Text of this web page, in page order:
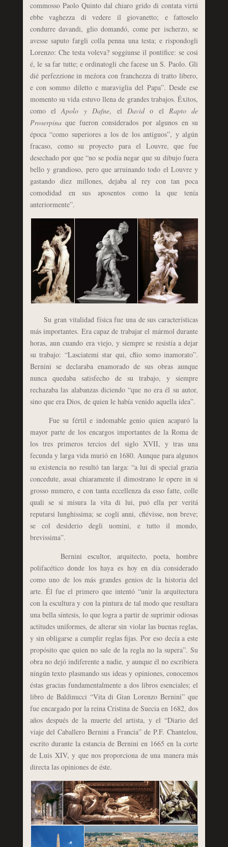
commosso Paolo Quinto dal chiaro grido di contata virtú
ebbe vaghezza di vedere il giovanetto; e fattoselo
condurre davandi, glio domandó, come per ischerzo, se
avesse saputo fargli colla penna una testa; e rispondogli
Lorenzo: Che testa voleva? soggiunse il pontifice: se cosi
é, le sa far tutte; e ordinatogli che facese un S. Paolo. Gli
dié perfezzione in meźora con franchezza di tratto libero,
e con sommo diletto e maraviglia del Papa”. Desde ese
momento su vida estuvo llena de grandes trabajos. Éxitos,
como elApolo y Dafne, el Davido el Rapto de
Proserpinaque fueron considerados por algunos en su
época “como superiores a los de los antiguos”, y algún
fracaso, como su proyecto para el Louvre, que fue
desechado por que “no se podía negar que su dibujo fuera
bello y grandioso, pero que arruinando todo el Louvre y
gastando diez millones, dejaba al rey con tan poca
comodidad en sus aposentos como la que tenía
anteriormente”.
Su gran vitalidad física fue una de sus características
más importantes. Era capaz de trabajar el mármol durante
horas, aun cuando era viejo, y siempre se resistía a dejar
su trabajo: “Lasciatemi star qui, ch́io somo inamorato”.
Bernini se declaraba enamorado de sus obras aunque
nunca quedaba satisfecho de su trabajo, y siempre
rechazaba las alabanzas diciendo “que no era él su autor,
sino que era Dios, de quien le había venido aquella idea”.
Fue su fértil e indomable genio quien acaparó la
mayor parte de los encargos importantes de la Roma de
los tres primeros tercios del siglo XVII, y tras una
fecunda y larga vida murió en 1680. Aunque para algunos
su existencia no resultó tan larga: “a lui di special grazia
concedute, assai chiaramente il dimostrano le opere in si
grosso numero, e con tanta eccellenza da esso fatte, colle
quali se si misura la vita di lui, puó ella per veritá
reputarsi lunghissima; se cogli anni, ch́évisse, non breve;
se col desiderio degli uomini, e tutto il mondo,
brevissima”.
Bernini escultor, arquitecto, poeta, hombre
polifacético donde los haya es hoy en día considerado
como uno de los más grandes genios de la historia del
arte. Él fue el primero que intentó “unir la arquitectura
con la escultura y con la pintura de tal modo que resultara
una bella síntesis, lo que logra a partir de suprimir odiosas
actitudes uniformes, de alterar sin violar las buenas reglas,
y sin obligarse a cumplir reglas fijas. Por eso decía a este
propósito que quien no sale de la regla no la supera”. Su
obra no dejó indiferente a nadie, y aunque él no escribiera
ningún texto plasmando sus ideas y opiniones, conocemos
éstas gracias fundamentalmente a dos libros esenciales; el
libro de Baldinucci “Vita di Gian Lorenzo Bernini” que
fue encargado por la reina Cristina de Suecia en 1682, dos
años después de la muerte del artista, y el “Diario del
viaje del Caballero Bernini a Francia” de P.F. Chantelou,
escrito durante la estancia de Bernini en 1665 en la corte
de Luis XIV, y que nos proporciona de una manera más
directa las opiniones de éste.